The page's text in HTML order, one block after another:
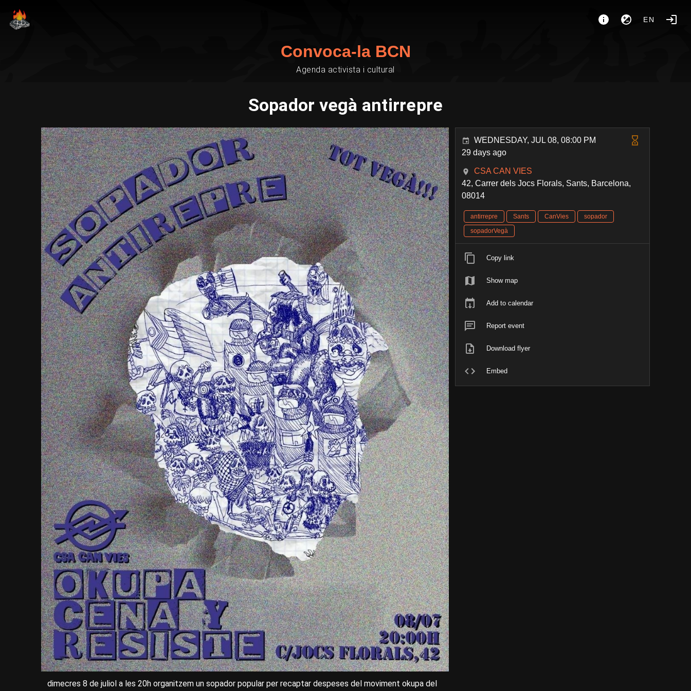
EN
Convoca-la BCN
Agenda activista i cultural
Sopador vegà antirrepre
dimecres 8 de juliol a les 20h organitzem un sopador popular per recaptar despeses del moviment okupa del
WEDNESDAY, JUL 08, 08:00 PM
29 days ago
CSA CAN VIES
42, Carrer dels Jocs Florals, Sants, Barcelona,
08014
antirrepre Sants CanVies
sopador
sopadorVegà
Copy link
Show map
Add to calendar
Report event
Download flyer
Embed